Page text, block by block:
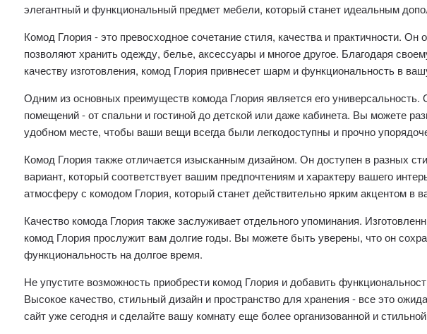
элегантный и функциональный предмет мебели, который станет идеальным
Комод Глория - это превосходное сочетание стиля, качества и практичности.
позволяют хранить одежду, белье, аксессуары и многое другое. Благодаря
качеству изготовления, комод Глория привнесет шарм и функциональность в
Одним из основных преимуществ комода Глория является его
помещений - от спальни и гостиной до детской или даже кабинета. Вы можете
удобном месте, чтобы ваши вещи всегда были легкодоступны и прочно
Комод Глория также отличается изысканным дизайном. Он доступен в разных
вариант, который соответствует вашим предпочтениям и характеру вашего
атмосферу с комодом Глория, который станет действительно ярким акцентом в
Качество комода Глория также заслуживает отдельного упоминания.
комод Глория прослужит вам долгие годы. Вы можете быть уверены, что он
функциональность на долгое время.
Не упустите возможность приобрести комод Глория и добавить
Высокое качество, стильный дизайн и пространство для хранения - все это
сайт уже сегодня и сделайте вашу комнату еще более организованной и